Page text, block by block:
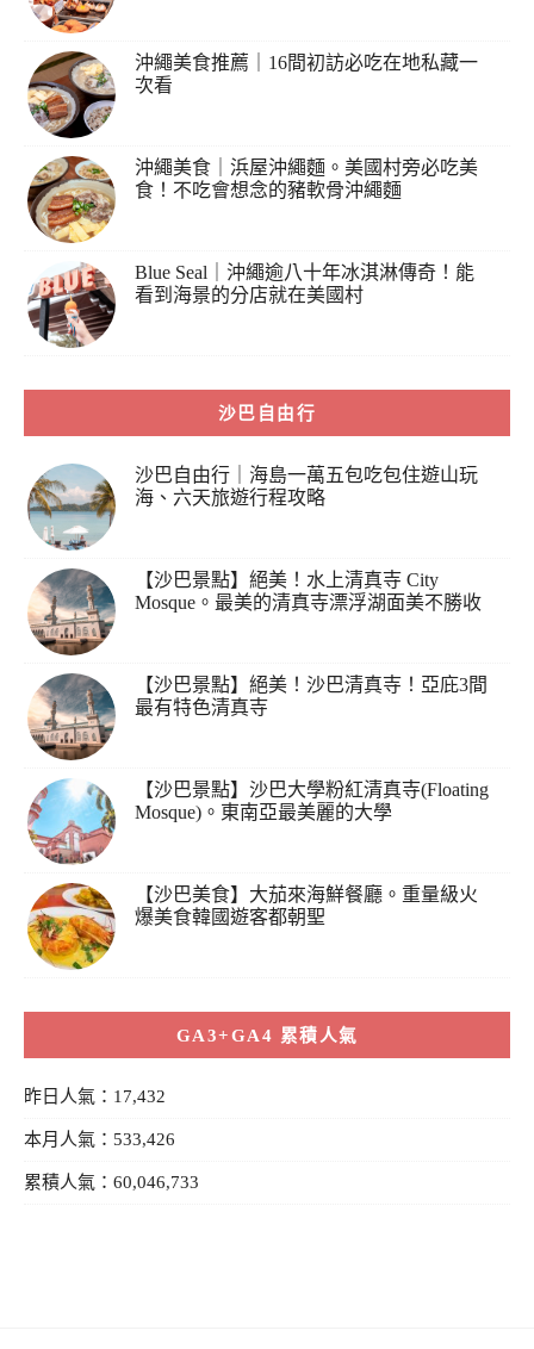
沖繩美食推薦｜16間初訪必吃在地私藏一
次看
沖繩美食｜浜屋沖繩麵。美國村旁必吃美
食！不吃會想念的豬軟骨沖繩麵
Blue Seal｜沖繩逾八十年冰淇淋傳奇！能
看到海景的分店就在美國村
沙巴自由行
沙巴自由行｜海島一萬五包吃包住遊山玩
海、六天旅遊行程攻略
【沙巴景點】絕美！水上清真寺 City
Mosque。最美的清真寺漂浮湖面美不勝收
【沙巴景點】絕美！沙巴清真寺！亞庇3間
最有特色清真寺
【沙巴景點】沙巴大學粉紅清真寺(Floating
Mosque)。東南亞最美麗的大學
【沙巴美食】大茄來海鮮餐廳。重量級火
爆美食韓國遊客都朝聖
GA3+GA4 累積人氣
昨日人氣：17,432
本月人氣：533,426
累積人氣：60,046,733